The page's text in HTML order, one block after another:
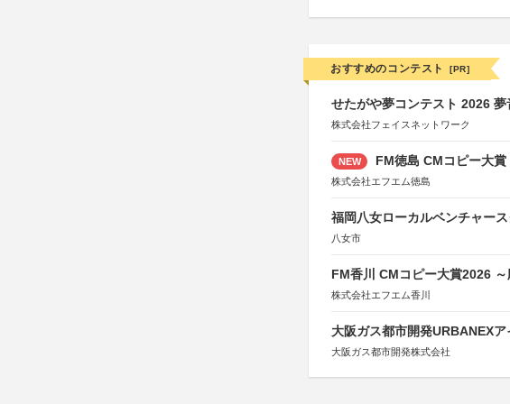
おすすめのコンテスト [PR]
せたがや夢コンテスト 2026
株式会社フェイスネットワーク
NEW FM徳島 CMコピー大賞
株式会社エフエム徳島
福岡八女ローカルベンチャー
八女市
FM香川 CMコピー大賞2026
株式会社エフエム香川
大阪ガス都市開発URBANEX
大阪ガス都市開発株式会社